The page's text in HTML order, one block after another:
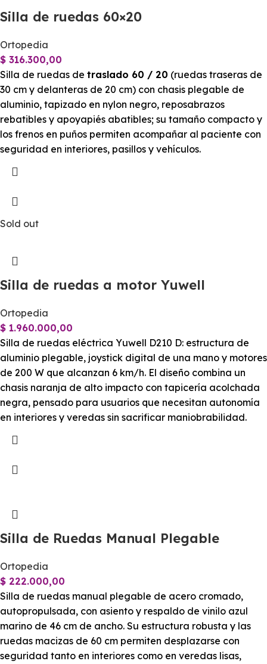
Silla de ruedas 60×20
Ortopedia
$ 316.300,00
Silla de ruedas de traslado 60 / 20 (ruedas traseras de
30 cm y delanteras de 20 cm) con chasis plegable de
aluminio, tapizado en nylon negro, reposabrazos
rebatibles y apoyapiés abatibles; su tamaño compacto y
los frenos en puños permiten acompañar al paciente con
seguridad en interiores, pasillos y vehículos.
Sold out
Silla de ruedas a motor Yuwell
Ortopedia
$ 1.960.000,00
Silla de ruedas eléctrica Yuwell D210 D: estructura de
aluminio plegable, joystick digital de una mano y motores
de 200 W que alcanzan 6 km/h. El diseño combina un
chasis naranja de alto impacto con tapicería acolchada
negra, pensado para usuarios que necesitan autonomía
en interiores y veredas sin sacrificar maniobrabilidad.
Silla de Ruedas Manual Plegable
Ortopedia
$ 222.000,00
Silla de ruedas manual plegable de acero cromado,
autopropulsada, con asiento y respaldo de vinilo azul
marino de 46 cm de ancho. Su estructura robusta y las
ruedas macizas de 60 cm permiten desplazarse con
seguridad tanto en interiores como en veredas lisas,